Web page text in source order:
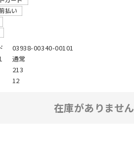
03938-00340-00101
通常
213
12
在庫がありません